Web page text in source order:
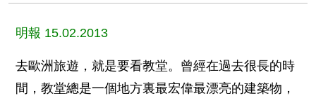
明報 15.02.2013
去歐洲旅遊，就是要看教堂。曾經在過去很長的時
間，教堂總是一個地方裏最宏偉最漂亮的建築物，